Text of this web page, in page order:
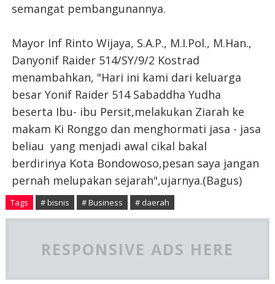
semangat pembangunannya.
Mayor Inf Rinto Wijaya, S.A.P., M.I.Pol., M.Han.,
Danyonif Raider 514/SY/9/2 Kostrad
menambahkan, "Hari ini kami dari keluarga
besar Yonif Raider 514 Sabaddha Yudha
beserta Ibu- ibu Persit,melakukan Ziarah ke
makam Ki Ronggo dan menghormati jasa - jasa
beliau yang menjadi awal cikal bakal
berdirinya Kota Bondowoso,pesan saya jangan
pernah melupakan sejarah",ujarnya.(Bagus)
Tags # bisnis # Business # daerah
RESPONSIVE ADS HERE